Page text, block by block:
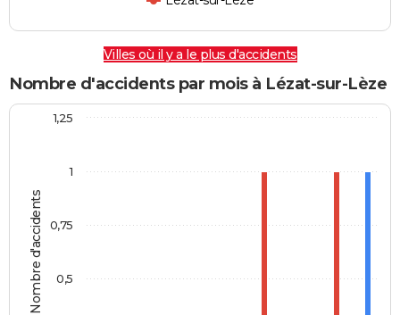
Villes où il y a le plus d'accidents
Nombre d'accidents par mois à Lézat-sur-Lèze
Nombre d'accidents
1
0,5
0,75
1,25